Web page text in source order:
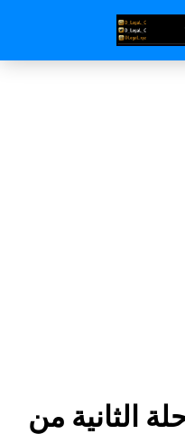
الثانية من